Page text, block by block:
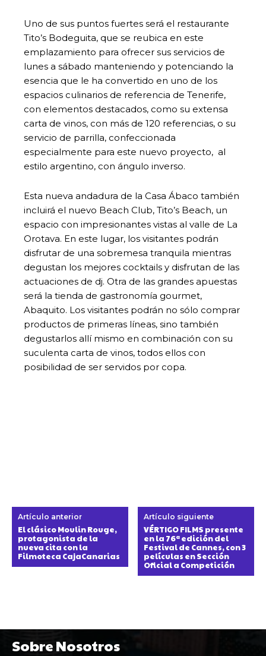
Uno de sus puntos fuertes será el restaurante
Tito’s Bodeguita, que se reubica en este
emplazamiento para ofrecer sus servicios de
lunes a sábado manteniendo y potenciando la
esencia que le ha convertido en uno de los
espacios culinarios de referencia de Tenerife,
con elementos destacados, como su extensa
carta de vinos, con más de 120 referencias, o su
servicio de parrilla, confeccionada
especialmente para este nuevo proyecto, al
estilo argentino, con ángulo inverso.
Esta nueva andadura de la Casa Ábaco también
incluirá el nuevo Beach Club, Tito’s Beach, un
espacio con impresionantes vistas al valle de La
Orotava. En este lugar, los visitantes podrán
disfrutar de una sobremesa tranquila mientras
degustan los mejores cocktails y disfrutan de las
actuaciones de dj. Otra de las grandes apuestas
será la tienda de gastronomía gourmet,
Abaquito. Los visitantes podrán no sólo comprar
productos de primeras líneas, sino también
degustarlos allí mismo en combinación con su
suculenta carta de vinos, todos ellos con
posibilidad de ser servidos por copa.
Artículo anterior
El clásico Moulin Rouge,
protagonista de la
nueva cita con la
Filmoteca CajaCanarias
Artículo siguiente
VÉRTIGO FILMS presente
en la 76ª edición del
Festival de Cannes, con 3
películas en Sección
Oficial a Competición
Sobre Nosotros